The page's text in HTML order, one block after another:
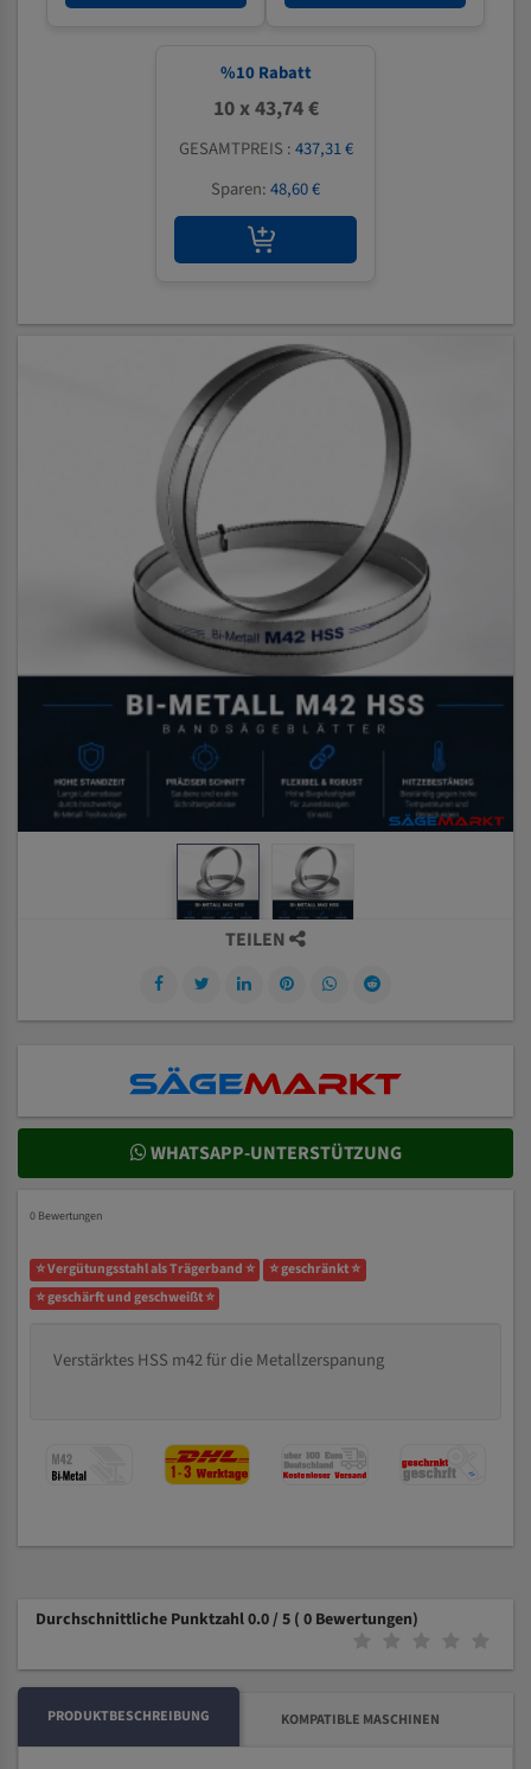
%10 Rabatt
10 x 43,74 €
GESAMTPREIS :437,31 €
Sparen:48,60 €
TEILEN
WHATSAPP-UNTERSTÜTZUNG
0 Bewertungen
⭐ Vergütungsstahl als Trägerband ⭐
⭐ geschränkt ⭐
⭐ geschärft und geschweißt ⭐
Verstärktes HSS m42 für die Metallzerspanung
Durchschnittliche Punktzahl 0.0 / 5 ( 0 Bewertungen)
PRODUKTBESCHREIBUNG KOMPATIBLE MASCHINEN